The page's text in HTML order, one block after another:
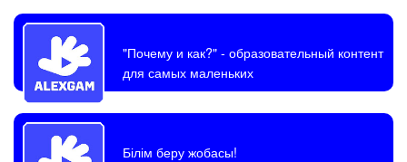
"Почему и как?"- образовательный контент
для самых маленьких
Білім беру жобасы!